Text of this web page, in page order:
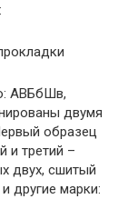
АВБбШв,
двумя
образец
и третий –
двух, сшитый
другие марки: